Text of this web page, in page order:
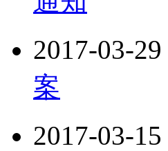
2017-03-29
案
2017-03-15